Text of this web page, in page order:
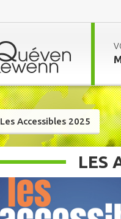
Les Accessibles 2025
LES